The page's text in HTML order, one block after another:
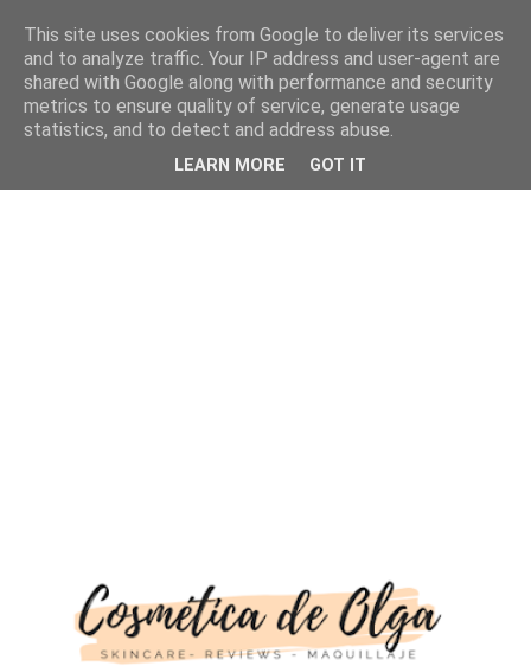
This site uses cookies from Google to deliver its services
and to analyze traffic. Your IP address and user-agent are
shared with Google along with performance and security
metrics to ensure quality of service, generate usage
statistics, and to detect and address abuse.
LEARN MORE GOT IT